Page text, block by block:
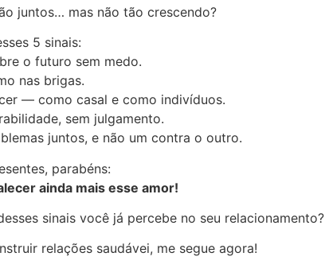
juntos… mas não tão crescendo?
5 sinais:
o futuro sem medo.
nas brigas.
— como casal e como indivíduos.
sem julgamento.
juntos, e não um contra o outro.
parabéns:
ainda mais esse amor!
sinais você já percebe no seu relacionamento?
relações saudávei, me segue agora!